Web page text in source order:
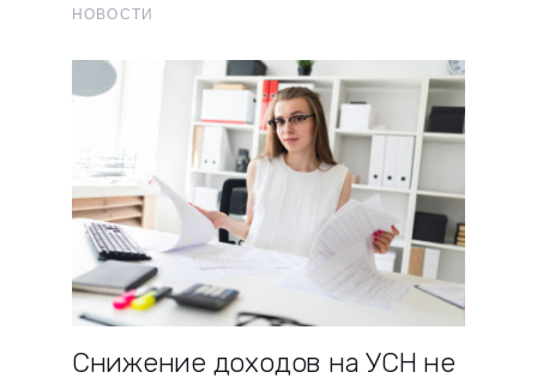
НОВОСТИ
Снижение доходов на УСН не